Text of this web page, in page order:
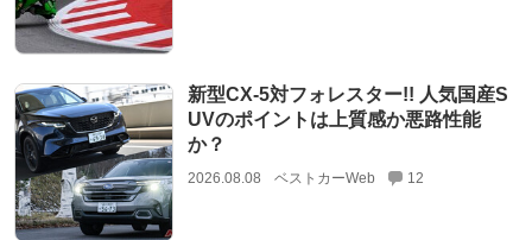
新型CX-5対フォレスター!! 人気国産S
UVのポイントは上質感か悪路性能
か？
2026.08.08 ベストカーWeb 12